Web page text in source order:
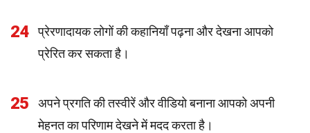
24
प्रेरणादायक लोगों की कहानियाँ पढ़ना और देखना आपको
प्रेरित कर सकता है।
25
अपने प्रगति की तस्वीरें और वीडियो बनाना आपको अपनी
मेहनत का परिणाम देखने में मदद करता है।